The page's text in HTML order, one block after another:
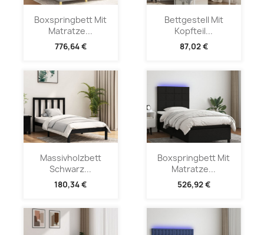
Boxspringbett Mit
Matratze...
776,64 €
Bettgestell Mit
Kopfteil...
87,02 €
Massivholzbett
Schwarz...
180,34 €
Boxspringbett Mit
Matratze...
526,92 €